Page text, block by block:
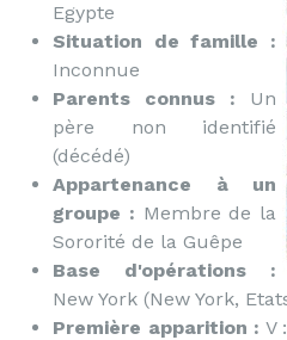
Egypte
Situation de famille :
Inconnue
Parents connus : Un
père non identifié
(décédé)
Appartenance à un
groupe : Membre de la
Sororité de la Guêpe
Base d'opérations :
New York (New York,
Première apparition : V